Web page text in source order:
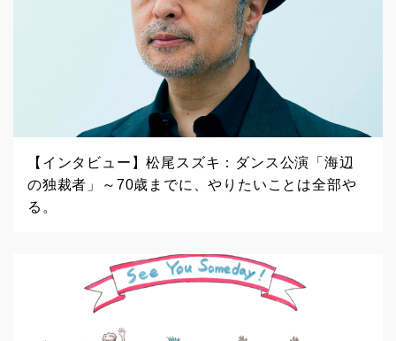
【インタビュー】松尾スズキ：ダンス公演「海辺
の独裁者」～70歳までに、やりたいことは全部や
る。